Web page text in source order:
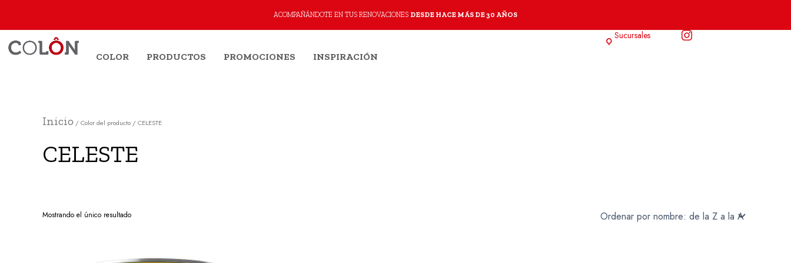
al
contenido
ACOMPAÑÁNDOTE EN TUS RENOVACIONES DESDE HACE MÁS DE 30 AÑOS
COLOR PRODUCTOS PROMOCIONES INSPIRACIÓN
Sucursales
Inicio / Color del producto / CELESTE
CELESTE
Mostrando el único resultado